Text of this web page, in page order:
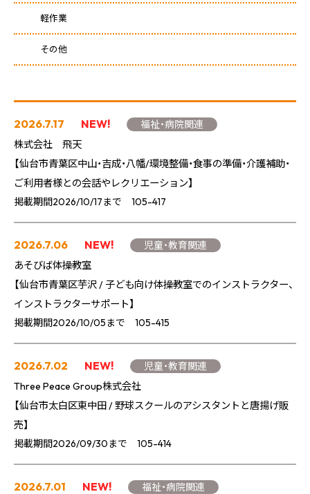
軽作業
その他
2026.7.17 NEW!
福祉・病院関連
株式会社 飛天
【仙台市青葉区中山・吉成・八幡/環境整備・食事の準備・介護補助・
ご利用者様との会話やレクリエーション】
掲載期間2026/10/17まで 105-417
2026.7.06 NEW!
児童・教育関連
あそびば体操教室
【仙台市青葉区芋沢 / 子ども向け体操教室でのインストラクター、
インストラクターサポート】
掲載期間2026/10/05まで 105-415
2026.7.02 NEW!
児童・教育関連
Three Peace Group株式会社
【仙台市太白区東中田 / 野球スクールのアシスタントと唐揚げ販
売】
掲載期間2026/09/30まで 105-414
2026.7.01 NEW!
福祉・病院関連